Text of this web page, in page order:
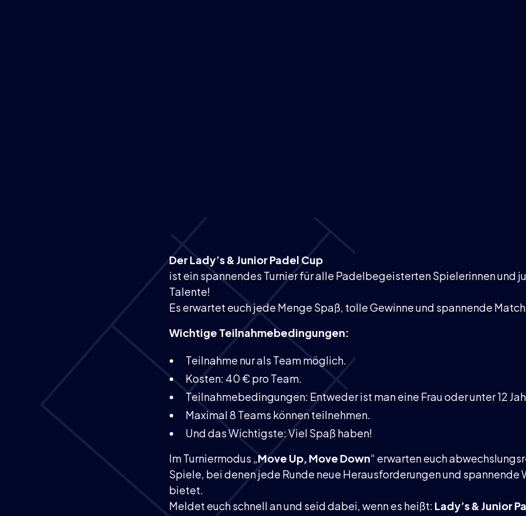
Der Lady’s & Junior Padel Cup
ist ein spannendes Turnier für alle Padelbegeisterten Spielerinnen und
Talente!
Es erwartet euch jede Menge Spaß, tolle Gewinne und spannende
Wichtige Teilnahmebedingungen:
Teilnahme nur als Team möglich.
Kosten: 40 € pro Team.
Teilnahmebedingungen: Entweder ist man eine Frau oder unter 12
Maximal 8 Teams können teilnehmen.
Und das Wichtigste: Viel Spaß haben!
Im Turniermodus „Move Up, Move Down“ erwarten euch
Spiele, bei denen jede Runde neue Herausforderungen und spannende
bietet.
Meldet euch schnell an und seid dabei, wenn es heißt: Lady’s & Junior